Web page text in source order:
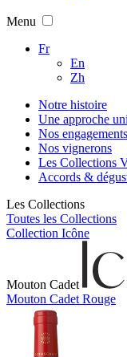
Menu
Fr
En
Zh
Notre histoire
Une approche
Nos engagements
Nos vignerons
Les Collections
Accords &
Les Collections
Toutes les Collections
Collection Icône
Mouton Cadet
Mouton Cadet Rouge